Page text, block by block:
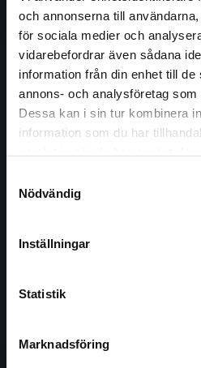
och annonserna till
för sociala medier och
vidarebefordrar även sådana
information från din enhet till
annons- och analysföretag
Dessa kan i sin tur kombinera
information som du har
Nödvändig
Inställningar
Statistik
Marknadsföring
Begränsad
Det verkar som att du
studentlitteratur.se via en
Vi erbjuder inte leveranser
att kunna slutföra ett köp
Studentlitteratur
Studentlitteratur grundades
ledande utbildningsförlag. Med
facklitteratur, utbildningar och
informationstjänster i utbudet,
längs hela kunskapsresan.
Kontakta oss
046-31 20 00
Postadress:
Box 141